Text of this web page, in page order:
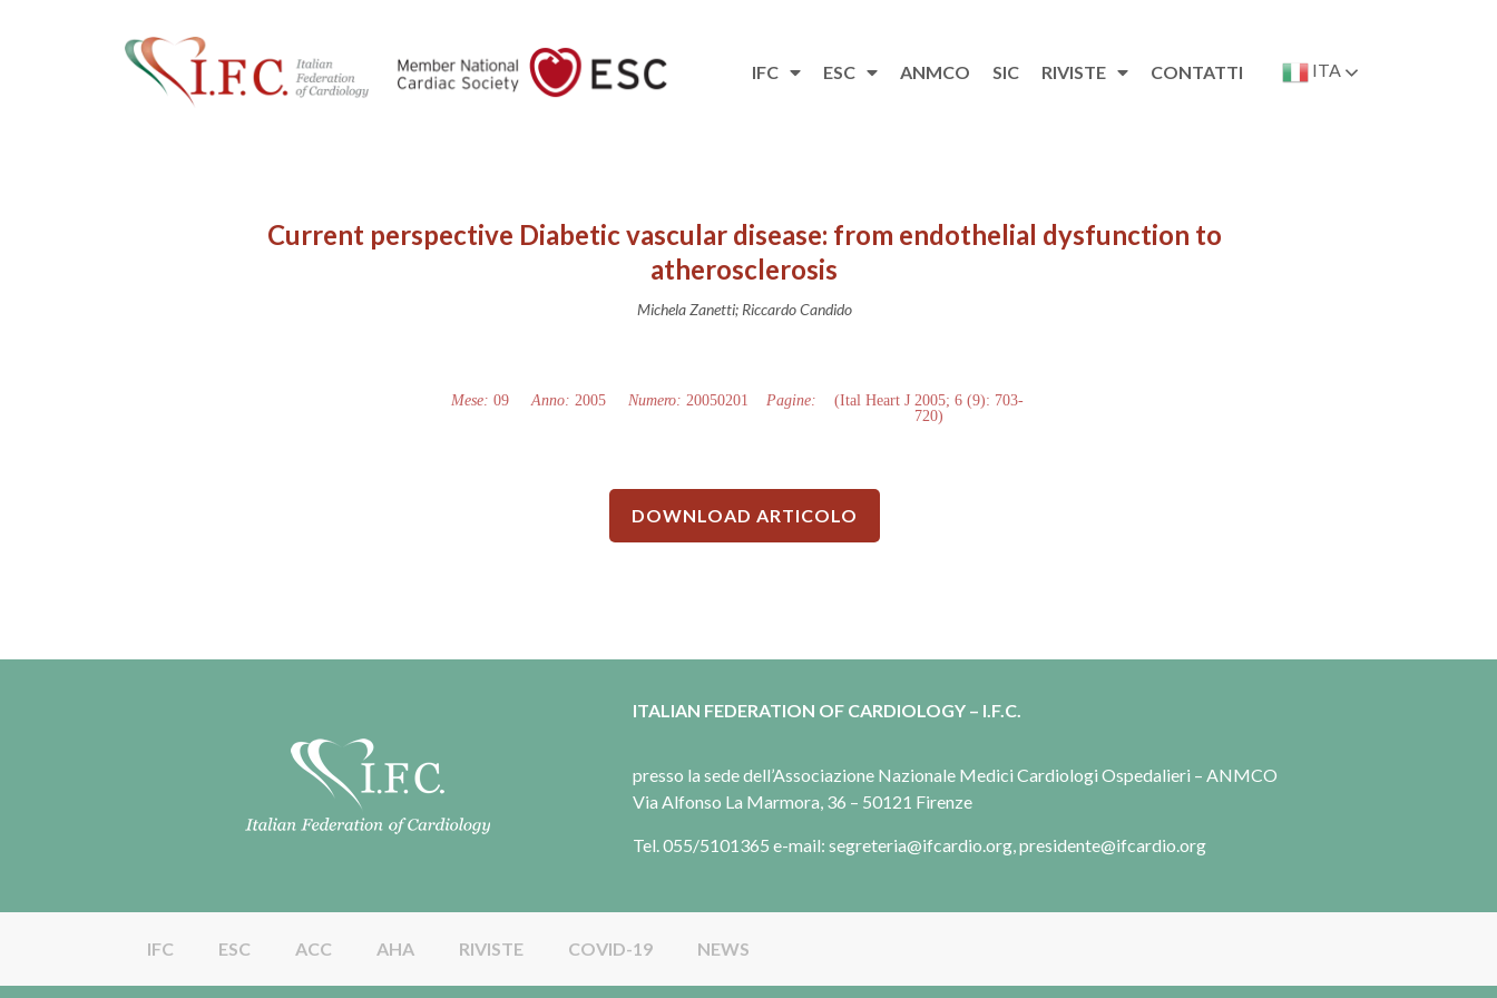
IFC ESC ANMCO SIC RIVISTE CONTATTI ITA
Current perspective Diabetic vascular disease: from endothelial dysfunction to
atherosclerosis
Michela Zanetti; Riccardo Candido
Mese: 09 Anno: 2005 Numero: 20050201 Pagine:
(Ital Heart J 2005; 6 (9): 703-
720)
DOWNLOAD ARTICOLO
ITALIAN FEDERATION OF CARDIOLOGY – I.F.C.
presso la sede dell’Associazione Nazionale Medici Cardiologi Ospedalieri – ANMCO
Via Alfonso La Marmora, 36 – 50121 Firenze
Tel. 055/5101365 e-mail: segreteria@ifcardio.org, presidente@ifcardio.org
IFC ESC ACC AHA RIVISTE COVID-19 NEWS